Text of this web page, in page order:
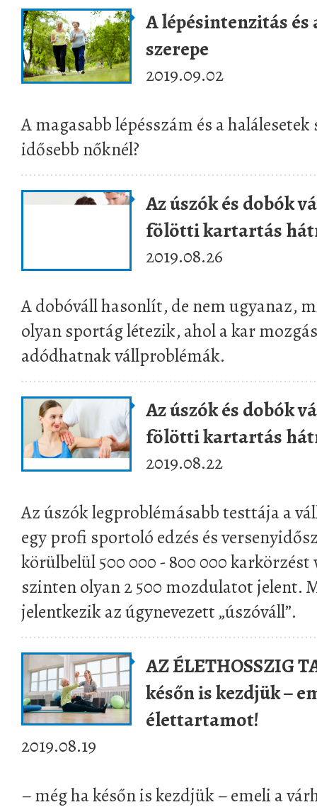
A lépésintenzitás és
szerepe
2019.09.02
A magasabb lépésszám és a
idősebb nőknél?
Az úszók és dobók
fölötti kartartás
2019.08.26
A dobóváll hasonlít, de nem ugyanaz,
olyan sportág létezik, ahol a kar
adódhatnak vállproblémák.
Az úszók és dobók
fölötti kartartás
2019.08.22
Az úszók legproblémásabb testtája a
egy profi sportoló edzés és
körülbelül 500 000 - 800 000 karkörzést
szinten olyan 2 500 mozdulatot jelent.
jelentkezik az úgynevezett „úszóváll”.
AZ ÉLETHOSSZIG
későn is kezdjük –
élettartamot!
2019.08.19
– még ha későn is kezdjük – emeli a